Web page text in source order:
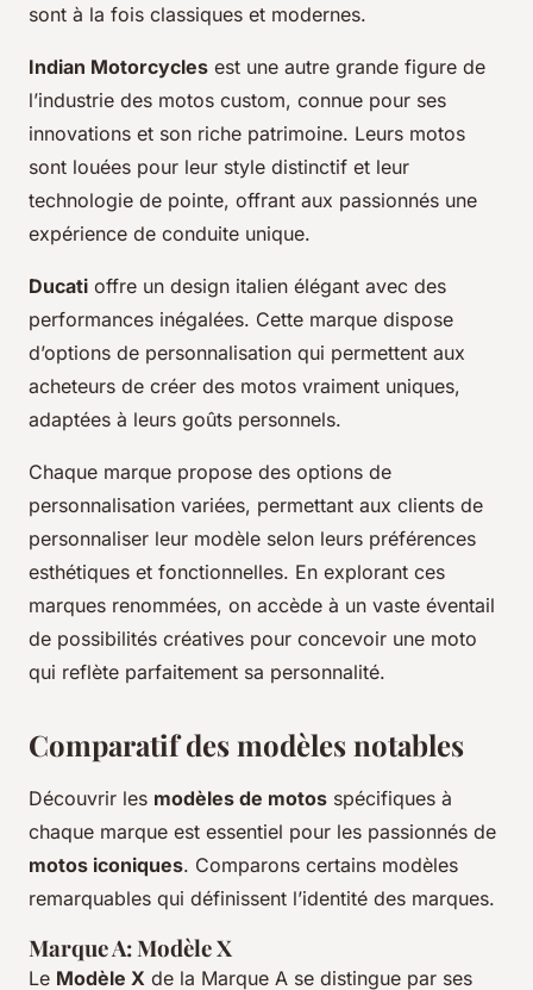
sont à la fois classiques et modernes.
Indian Motorcycles est une autre grande figure de
l’industrie des motos custom, connue pour ses
innovations et son riche patrimoine. Leurs motos
sont louées pour leur style distinctif et leur
technologie de pointe, offrant aux passionnés une
expérience de conduite unique.
Ducati offre un design italien élégant avec des
performances inégalées. Cette marque dispose
d’options de personnalisation qui permettent aux
acheteurs de créer des motos vraiment uniques,
adaptées à leurs goûts personnels.
Chaque marque propose des options de
personnalisation variées, permettant aux clients de
personnaliser leur modèle selon leurs préférences
esthétiques et fonctionnelles. En explorant ces
marques renommées, on accède à un vaste éventail
de possibilités créatives pour concevoir une moto
qui reflète parfaitement sa personnalité.
Comparatif des modèles notables
Découvrir les modèles de motos spécifiques à
chaque marque est essentiel pour les passionnés de
motos iconiques. Comparons certains modèles
remarquables qui définissent l’identité des marques.
Marque A: Modèle X
Le Modèle X de la Marque A se distingue par ses